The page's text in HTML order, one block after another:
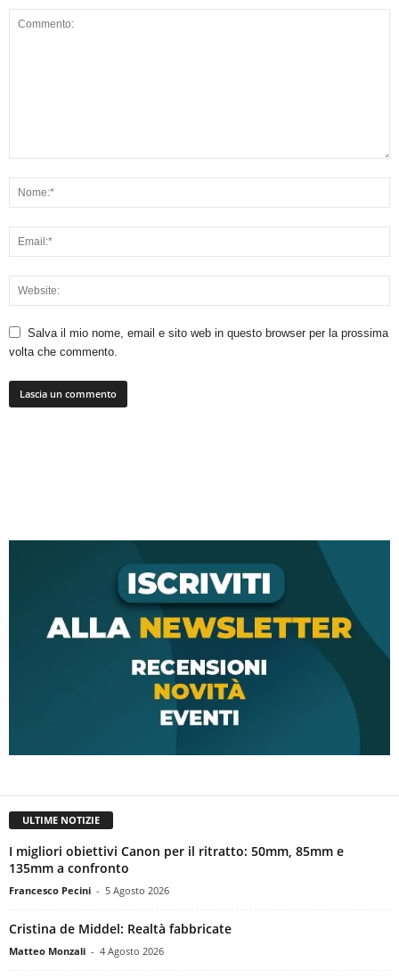
Salva il mio nome, email e sito web in questo browser per la prossima
volta che commento.
ULTIME NOTIZIE
I migliori obiettivi Canon per il ritratto: 50mm, 85mm e
135mm a confronto
Francesco Pecini - 5 Agosto 2026
Cristina de Middel: Realtà fabbricate
Matteo Monzali - 4 Agosto 2026